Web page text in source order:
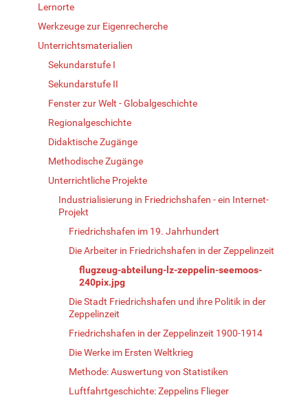
Lernorte
Werkzeuge zur Eigenrecherche
Unterrichtsmaterialien
Sekundarstufe I
Sekundarstufe II
Fenster zur Welt - Globalgeschichte
Regionalgeschichte
Didaktische Zugänge
Methodische Zugänge
Unterrichtliche Projekte
Industrialisierung in Friedrichshafen - ein Internet-
Projekt
Friedrichshafen im 19. Jahrhundert
Die Arbeiter in Friedrichshafen in der Zeppelinzeit
flugzeug-abteilung-lz-zeppelin-seemoos-
240pix.jpg
Die Stadt Friedrichshafen und ihre Politik in der
Zeppelinzeit
Friedrichshafen in der Zeppelinzeit 1900-1914
Die Werke im Ersten Weltkrieg
Methode: Auswertung von Statistiken
Luftfahrtgeschichte: Zeppelins Flieger